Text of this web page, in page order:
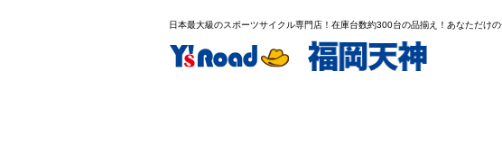
日本最大級のスポーツサイクル専門店！在庫台数約300台の品揃え！あなただけ